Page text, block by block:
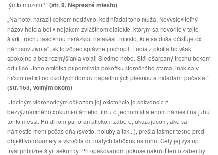
týmto mužom?“(str. 9, Nepresné miesto)
„Na hotel narazil celkom nedávno, keď hľadal toho muža. Nevysloviteľný
názov hotela bol v nejakom zvláštnom dialekte, ktorým sa hovorilo v tejto
štvrti, trochu lascívnou narážkou na akési „miesto, kde sa duša očisťuje od
nánosov života“, ak to vôbec správne pochopil. Ľudia z okolia ho však
spokojne a bez rozmýšľania volali Siedme nebo. Stál ošarpaný trochu bokom
od ulice. Jeho omietka pripomínala pokožku storočného starca, inak sa v
ničom nelíšil od okolitých domov napadnutých plesňou a náladami počasia.“
(str. 163, Voľným okom)
„Jediným vierohodným dôkazom jej existencie je sekvencia z
bezvýznamného dokumentárneho filmu o jednom stratenom námestí na juhu
tohto mesta. Pri dlhom panoramatickom zábere, ukazujúcom, ako sa
námestie mení počas dňa (svetlo, holuby a tak...), prešla takmer tesne pred
objektívom kamery a vkročila do malých lahôdok na rohu. Celý jej výstup
trval približne štyri sekundy. Pri opakovanom pokuse nakrútiť tento záber by